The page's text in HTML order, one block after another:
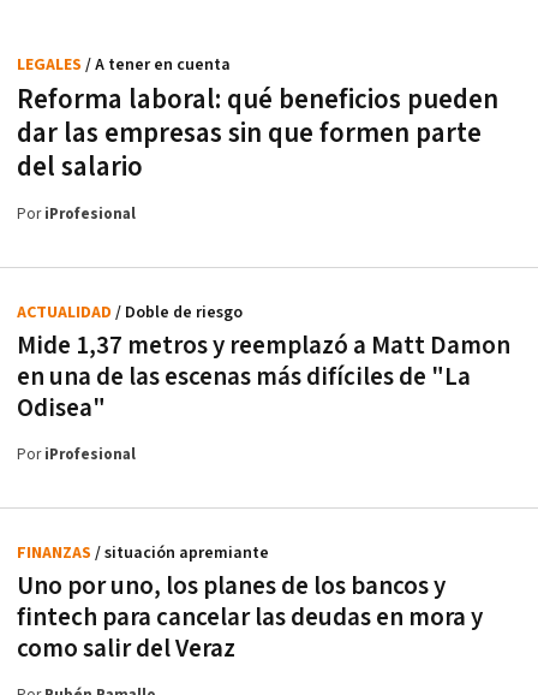
Reforma laboral: qué beneficios pueden
dar las empresas sin que formen parte
del salario
LEGALES / A tener en cuenta
PoriProfesional
Mide 1,37 metros y reemplazó a Matt Damon
en una de las escenas más difíciles de "La
Odisea"
ACTUALIDAD / Doble de riesgo
PoriProfesional
Uno por uno, los planes de los bancos y
fintech para cancelar las deudas en mora y
como salir del Veraz
FINANZAS / situación apremiante